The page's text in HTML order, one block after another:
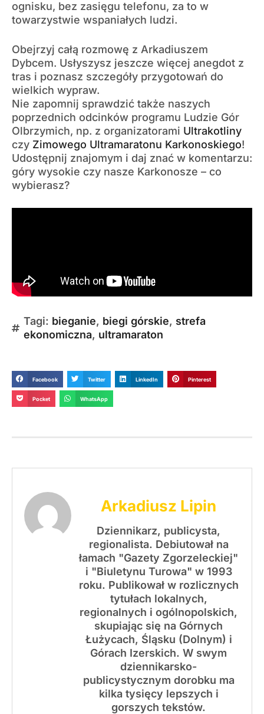
ognisku, bez zasięgu telefonu, za to w
towarzystwie wspaniałych ludzi.
Obejrzyj całą rozmowę z Arkadiuszem
Dybcem. Usłyszysz jeszcze więcej anegdot z
tras i poznasz szczegóły przygotowań do
wielkich wypraw.
Nie zapomnij sprawdzić także naszych
poprzednich odcinków programu Ludzie Gór
Olbrzymich, np. z organizatorami Ultrakotliny
czy Zimowego Ultramaratonu Karkonoskiego!
Udostępnij znajomym i daj znać w komentarzu:
góry wysokie czy nasze Karkonosze – co
wybierasz?
Tagi: bieganie, biegi górskie, strefa
ekonomiczna, ultramaraton
Facebook Twitter LinkedIn Pinterest
Pocket WhatsApp
Arkadiusz Lipin
Dziennikarz, publicysta,
regionalista. Debiutował na
łamach "Gazety Zgorzeleckiej"
i "Biuletynu Turowa" w 1993
roku. Publikował w rozlicznych
tytułach lokalnych,
regionalnych i ogólnopolskich,
skupiając się na Górnych
Łużycach, Śląsku (Dolnym) i
Górach Izerskich. W swym
dziennikarsko-
publicystycznym dorobku ma
kilka tysięcy lepszych i
gorszych tekstów.